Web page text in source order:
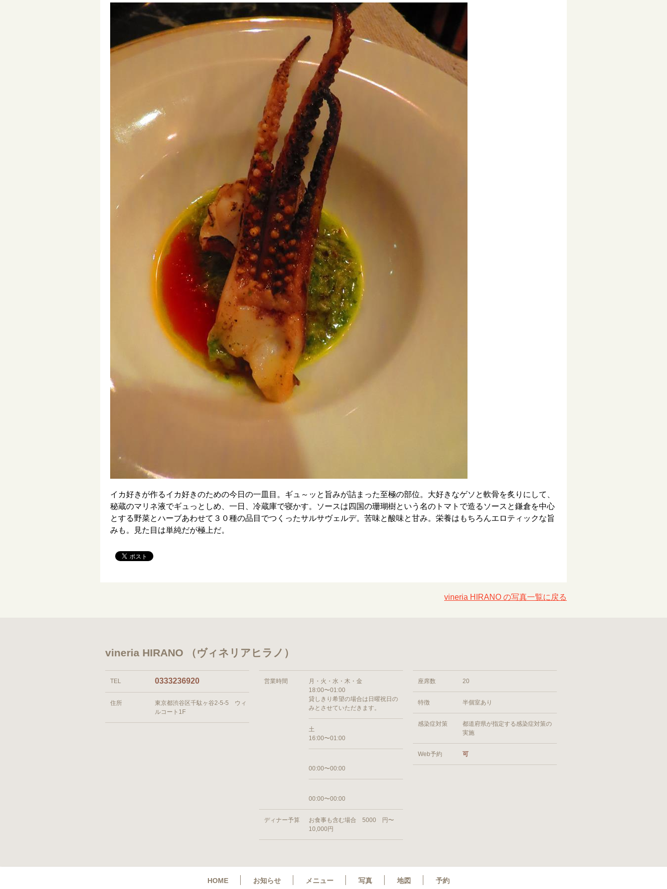
イカ好きが作るイカ好きのための今日の一皿目。ギュ～ッと旨みが詰まった至極の部位。大好きなゲソと軟骨を炙りにして、
秘蔵のマリネ液でギュっとしめ、一日、冷蔵庫で寝かす。ソースは四国の珊瑚樹という名のトマトで造るソースと鎌倉を中心
とする野菜とハーブあわせて３０種の品目でつくったサルサヴェルデ。苦味と酸味と甘み。栄養はもちろんエロティックな旨
みも。見た目は単純だが極上だ。
vineria HIRANO の写真一覧に戻る
vineria HIRANO （ヴィネリアヒラノ）
TEL 0333236920
住所
東京都渋谷区千駄ヶ谷2-5-5 ウィ
ルコート1F
営業時間
月・火・水・木・金
18:00〜01:00
貸しきり希望の場合は日曜祝日の
みとさせていただきます。
土
16:00〜01:00
00:00〜00:00
00:00〜00:00
ディナー予算
お食事も含む場合 5000 円〜
10,000円
座席数 20
特徴 半個室あり
感染症対策
都道府県が指定する感染症対策の
実施
Web予約 可
HOME お知らせ メニュー 写真 地図 予約